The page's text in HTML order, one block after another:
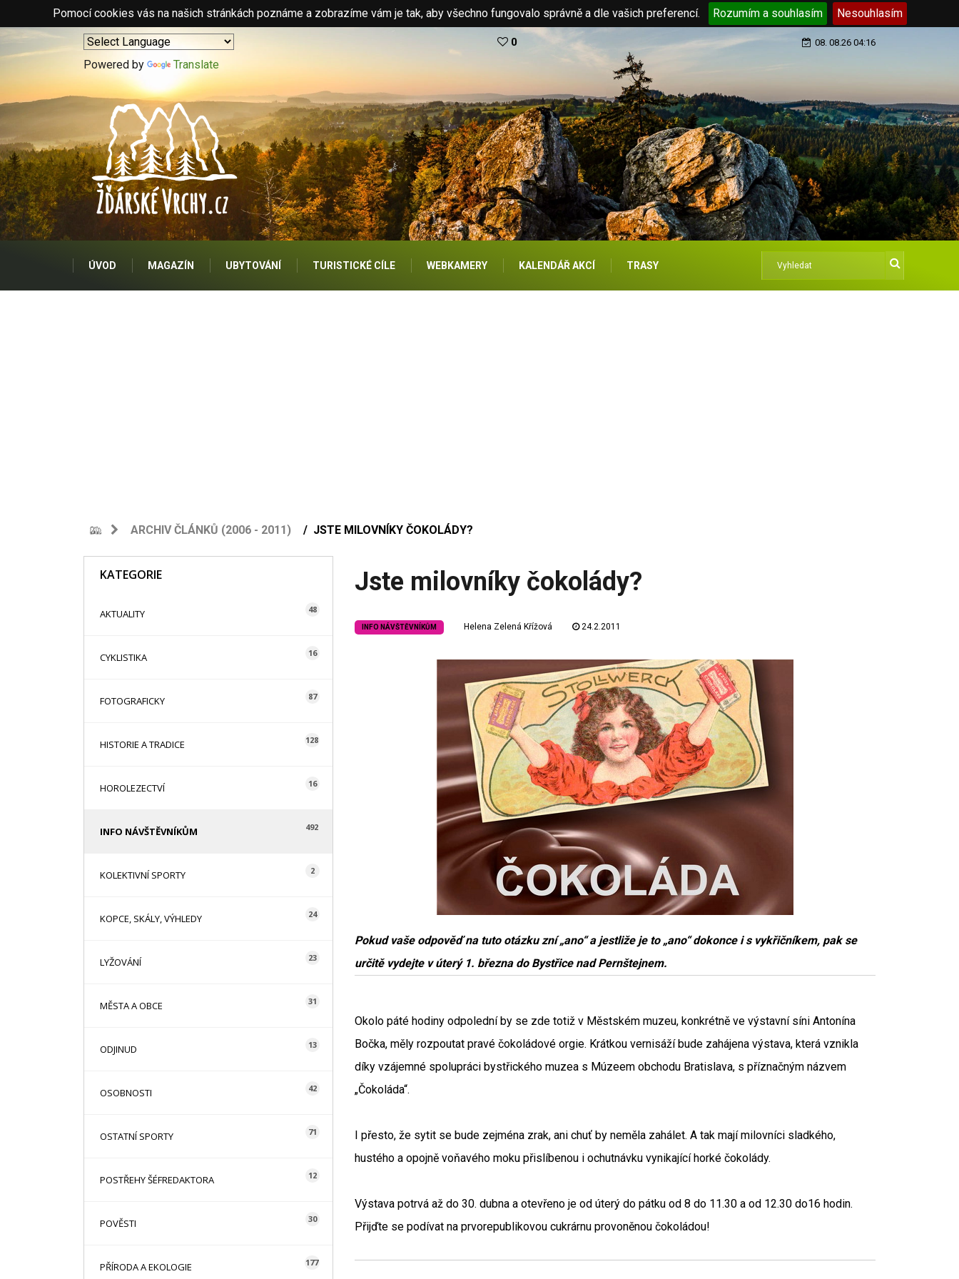
Pomocí cookies vás na našich stránkách poznáme a zobrazíme vám je tak, aby všechno fungovalo správně a dle vašich preferencí. Rozumím a souhlasím Nesouhlasím
Powered by Translate
0 08. 08.26 04:16
ÚVOD MAGAZÍN UBYTOVÁNÍ TURISTICKÉ CÍLE WEBKAMERY KALENDÁŘ AKCÍ TRASY
ARCHIV ČLÁNKŮ (2006 - 2011) JSTE MILOVNÍKY ČOKOLÁDY?
KATEGORIE
AKTUALITY 48
CYKLISTIKA 16
FOTOGRAFICKY 87
HISTORIE A TRADICE 128
HOROLEZECTVÍ 16
INFO NÁVŠTĚVNÍKŮM 492
KOLEKTIVNÍ SPORTY 2
KOPCE, SKÁLY, VÝHLEDY 24
LYŽOVÁNÍ 23
MĚSTA A OBCE 31
ODJINUD 13
OSOBNOSTI 42
OSTATNÍ SPORTY 71
POSTŘEHY ŠÉFREDAKTORA 12
POVĚSTI 30
PŘÍRODA A EKOLOGIE 177
Jste milovníky čokolády?
INFO NÁVŠTĚVNÍKŮM Helena Zelená Křížová 24.2.2011
Pokud vaše odpověď na tuto otázku zní „ano“ a jestliže je to „ano“ dokonce i s vykřičníkem, pak se
určitě vydejte v úterý 1. března do Bystřice nad Pernštejnem.
Okolo páté hodiny odpolední by se zde totiž v Městském muzeu, konkrétně ve výstavní síni Antonína
Bočka, měly rozpoutat pravé čokoládové orgie. Krátkou vernisáží bude zahájena výstava, která vznikla
díky vzájemné spolupráci bystřického muzea s Múzeem obchodu Bratislava, s příznačným názvem
„Čokoláda“.
I přesto, že sytit se bude zejména zrak, ani chuť by neměla zahálet. A tak mají milovníci sladkého,
hustého a opojně voňavého moku přislíbenou i ochutnávku vynikající horké čokolády.
Výstava potrvá až do 30. dubna a otevřeno je od úterý do pátku od 8 do 11.30 a od 12.30 do16 hodin.
Přijďte se podívat na prvorepublikovou cukrárnu provoněnou čokoládou!